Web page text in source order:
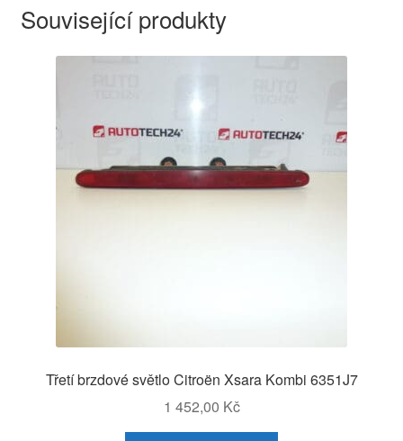
Související produkty
Třetí brzdové světlo Citroën Xsara Kombi 6351J7
1 452,00 Kč